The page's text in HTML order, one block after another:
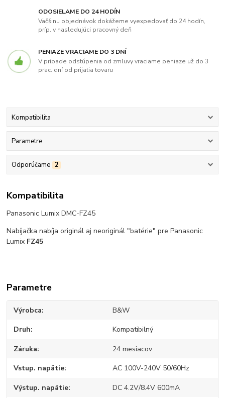
ODOSIELAME DO 24 HODÍN
Väčšinu objednávok dokážeme vyexpedovať do 24 hodín,
príp. v nasledujúci pracovný deň
PENIAZE VRACIAME DO 3 DNÍ
V prípade odstúpenia od zmluvy vraciame peniaze už do 3
prac. dní od prijatia tovaru
Kompatibilita
Parametre
Odporúčame 2
Kompatibilita
Panasonic Lumix DMC-FZ45
Nabíjačka nabíja originál aj neoriginál "batérie" pre Panasonic
Lumix FZ45
Parametre
Výrobca B&W
Druh Kompatibilný
Záruka 24 mesiacov
Vstup. napätie AC 100V-240V 50/60Hz
Výstup. napätie DC 4.2V/8.4V 600mA